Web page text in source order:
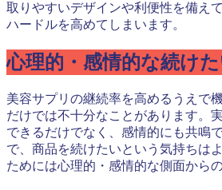
取りやすいデザインや利便性を備え
ハードルを高めてしまいます。
心理的・感情的な続け
美容サプリの継続率を高めるうえで
だけでは不十分なことがあります。
できるだけでなく、感情的にも共鳴
で、商品を続けたいという気持ちは
ためには心理的・感情的な側面から